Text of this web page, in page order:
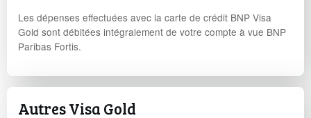
Les dépenses effectuées avec la carte de crédit BNP Visa
Gold sont débitées intégralement de votre compte à vue BNP
Paribas Fortis.
Autres Visa Gold